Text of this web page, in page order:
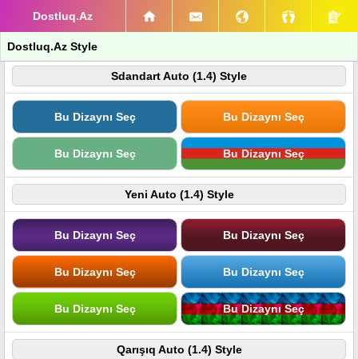
Dostluq.Az
Dostluq.Az Style
Sdandart Auto (1.4) Style
Bu Dizaynı Seç Bu Dizaynı Seç
Bu Dizaynı Seç Bu Dizaynı Seç
Yeni Auto (1.4) Style
Bu Dizaynı Seç Bu Dizaynı Seç
Bu Dizaynı Seç Bu Dizaynı Seç
Bu Dizaynı Seç Bu Dizaynı Seç
Qarışıq Auto (1.4) Style